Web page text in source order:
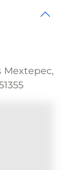
Mextepec,